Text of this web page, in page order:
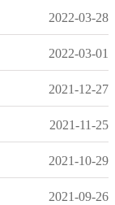
2022-03-28
2022-03-01
2021-12-27
2021-11-25
2021-10-29
2021-09-26